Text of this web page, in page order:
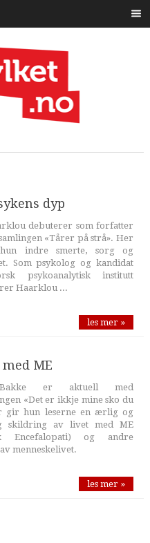
dyp
debuterer som forfatter
«Tårer på strå». Her
indre smerte, sorg og
Som psykolog og kandidat
psykoanalytisk institutt
Haarklou ...
les mer »
ME
er aktuell med
«Det er ikkje mine sko du
gir hun leserne en ærlig og
skildring av livet med ME
Encefalopati) og andre
menneskelivet.
les mer »